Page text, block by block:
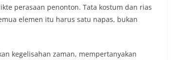
perasaan penonton. Tata kostum dan rias
elemen itu harus satu napas, bukan
kegelisahan zaman, mempertanyakan